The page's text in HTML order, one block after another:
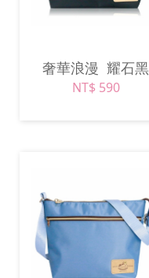
奢華浪漫 耀石黑
NT$ 590